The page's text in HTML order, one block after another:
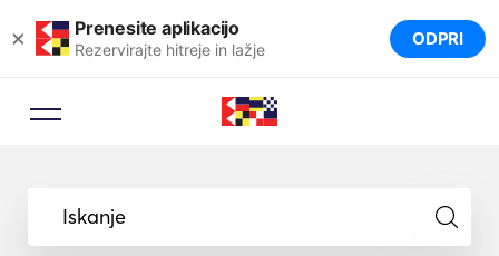
× Prenesite aplikacijo
Rezervirajte hitreje in lažje ODPRI
Iskanje